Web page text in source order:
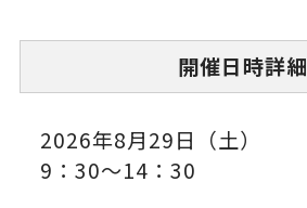
開催日時詳細
2026年8月29日（土）
9：30～14：30